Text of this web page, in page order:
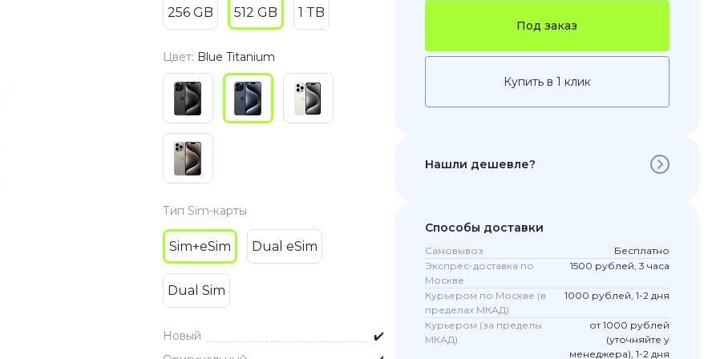
Pixel 9
Pixel 6
Honor Magic 8 Pro
256 GB 512 GB 1 TB
Цвет: Blue Titanium
Тип Sim-карты
Sim+eSim Dual eSim
Dual Sim
Новый
✔️
Под заказ
Купить в 1 клик
Нашли дешевле?
Способы доставки
Самовывоз
Бесплатно
Экспрес-доставка по
Москве
1500 рублей, 3 часа
Курьером по Москве (в
пределах МКАД)
1000 рублей, 1-2 дня
Курьером (за пределы
МКАД)
от 1000 рублей
(уточняйте у
менеджера), 1-2 дня